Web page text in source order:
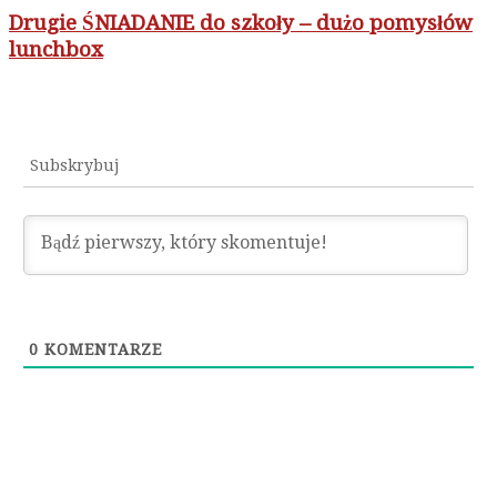
Drugie ŚNIADANIE do szkoły – dużo pomysłów
lunchbox
Subskrybuj
0 KOMENTARZE